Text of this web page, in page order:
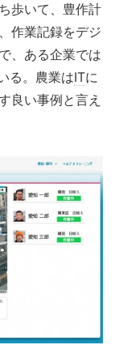
歩いて、豊作計
作業記録をデジ
、ある企業では
る。農業はITに
良い事例と言え